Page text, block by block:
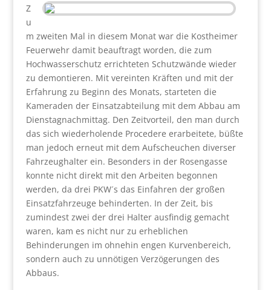
Z
u
m zweiten Mal in diesem Monat war die Kostheimer
Feuerwehr damit beauftragt worden, die zum
Hochwasserschutz errichteten Schutzwände wieder
zu demontieren. Mit vereinten Kräften und mit der
Erfahrung zu Beginn des Monats, starteten die
Kameraden der Einsatzabteilung mit dem Abbau am
Dienstagnachmittag. Den Zeitvorteil, den man durch
das sich wiederholende Procedere erarbeitete, büßte
man jedoch erneut mit dem Aufscheuchen diverser
Fahrzeughalter ein. Besonders in der Rosengasse
konnte nicht direkt mit den Arbeiten begonnen
werden, da drei PKW´s das Einfahren der großen
Einsatzfahrzeuge behinderten. In der Zeit, bis
zumindest zwei der drei Halter ausfindig gemacht
waren, kam es nicht nur zu erheblichen
Behinderungen im ohnehin engen Kurvenbereich,
sondern auch zu unnötigen Verzögerungen des
Abbaus.